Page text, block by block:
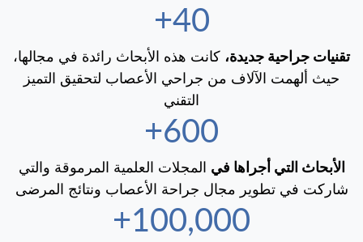
40+
تقنيات جراحية جديدة، كانت هذه الأبحاث رائدة في مجالها،
حيث ألهمت الآلاف من جراحي الأعصاب لتحقيق التميز
التقني
600+
الأبحاث التي أجراها في المجلات العلمية المرموقة والتي
شاركت في تطوير مجال جراحة الأعصاب ونتائج المرضى
100,000+